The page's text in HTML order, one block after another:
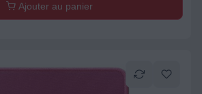
Ajouter au panier